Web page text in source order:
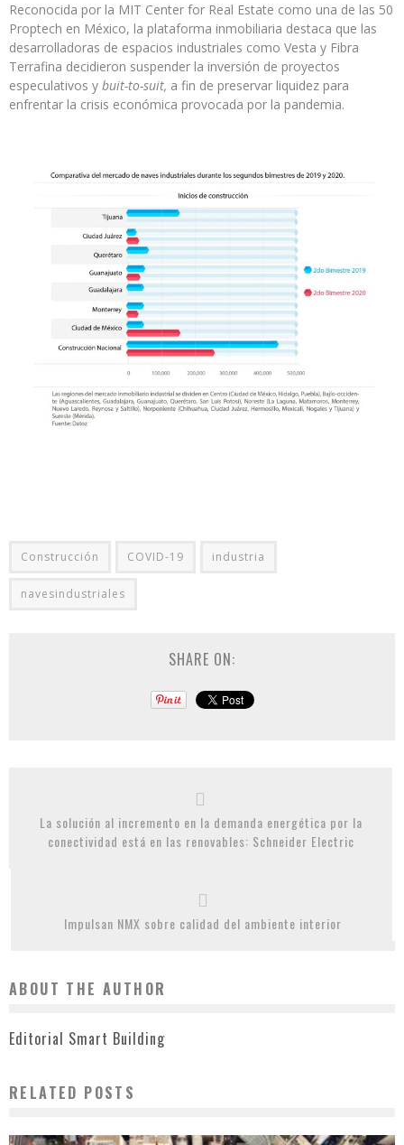
Reconocida por la MIT Center for Real Estate como una de las 50
Proptech en México, la plataforma inmobiliaria destaca que las
desarrolladoras de espacios industriales como Vesta y Fibra
Terrafina decidieron suspender la inversión de proyectos
especulativos y buit-to-suit, a fin de preservar liquidez para
enfrentar la crisis económica provocada por la pandemia.
Construcción COVID-19 industria
navesindustriales
SHARE ON:
La solución al incremento en la demanda energética por la
conectividad está en las renovables: Schneider Electric
Impulsan NMX sobre calidad del ambiente interior
ABOUT THE AUTHOR
Editorial Smart Building
RELATED POSTS